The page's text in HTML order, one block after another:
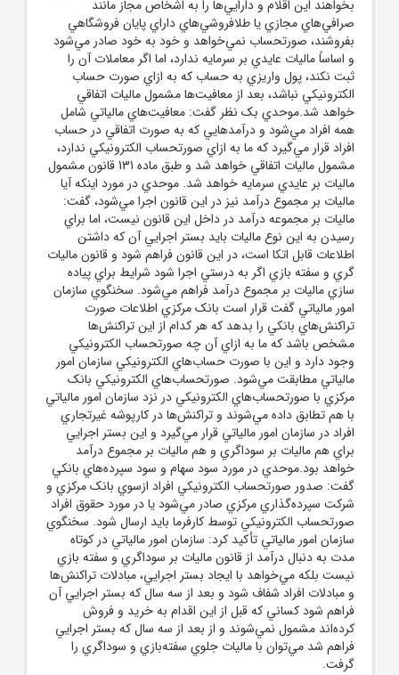
بخواهند اين اقلام و دارايي‌ها را به اشخاص مجاز مانند
صرافي‌هاي مجازي يا طلافروشي‌هاي داراي پايان فروشگاهي
بفروشند، صورتحساب نمي‌خواهد و خود به خود صادر مي‌شود
و اساساً ماليات عايدي بر سرمايه ندارد، اما اگر معاملات آن را
ثبت نکند، پول واريزي به حساب که به ازاي صورت حساب
الکترونيکي نباشد، بعد از معافيت‌ها مشمول ماليات اتفاقي
خواهد شد.موحدي بک نظر گفت: معافيت‌هاي مالياتي شامل
همه افراد مي‌شود و درآمدهايي که به صورت اتفاقي در حساب
افراد قرار مي‌گيرد که ما به ازاي صورتحساب الکترونيکي ندارد،
مشمول ماليات اتفاقي خواهد شد و طبق ماده 131 قانون مشمول
ماليات بر عايدي سرمايه خواهد شد. موحدي در مورد اينکه آيا
ماليات بر مجموع درآمد نيز در اين قانون اجرا مي‌شود، گفت:
ماليات بر مجموعه درآمد در داخل اين قانون نيست، اما براي
رسيدن به اين نوع ماليات بايد بستر اجرايي آن که داشتن
اطلاعات قابل اتکا است، در اين قانون فراهم شود و قانون ماليات
گري و سفته بازي اگر به درستي اجرا شود شرايط براي پياده
سازي ماليات بر مجموع درآمد فراهم مي‌شود. سخنگوي سازمان
امور مالياتي گفت قرار است بانک مرکزي اطلاعات صورت
تراکنش‌هاي بانکي را بدهد که هر کدام از اين تراکنش‌ها
مشخص باشد که ما به ازاي آن چه صورتحساب الکترونيکي
وجود دارد و اين با صورت حساب‌هاي الکترونيکي سازمان امور
مالياتي مطابقت مي‌شود. صورتحساب‌هاي الکترونيکي بانک
مرکزي با صورتحساب‌هاي الکترونيکي در نزد سازمان امور مالياتي
با هم تطابق داده مي‌شوند و تراکنش‌ها در کارپوشه غيرتجاري
افراد در سازمان امور مالياتي قرار مي‌گيرد و اين بستر اجرايي
براي هم ماليات بر سوداگري و هم ماليات بر مجموع درآمد
خواهد بود.موحدي در مورد سود سهام و سود سپرده‌هاي بانکي
گفت: صدور صورتحساب الکترونيکي افراد ازسوي بانک مرکزي و
شرکت سپرده‌گذاري مرکزي صادر مي‌شود يا در مورد حقوق افراد
صورتحساب الکترونيکي توسط کارفرما بايد ارسال شود. سخنگوي
سازمان امور مالياتي تأکيد کرد: سازمان امور مالياتي در کوتاه
مدت به دنبال درآمد از قانون ماليات بر سوداگري و سفته بازي
نيست بلکه مي‌خواهد با ايجاد بستر اجرايي، مبادلات تراکنش‌ها
و مبادلات افراد شفاف شود و بعد از سه سال که بستر اجرايي آن
فراهم شود کساني که قبل از اين اقدام به خريد و فروش
کرده‌اند مشمول نمي‌شوند و از بعد از سه سال که بستر اجرايي
فراهم شد مي‌توان با ماليات جلوي سفته‌بازي و سوداگري را
گرفت.